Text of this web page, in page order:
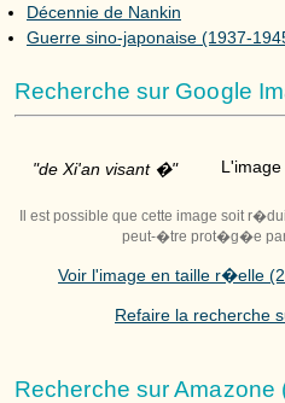
Décennie de Nankin
Guerre sino-japonaise (1937-
Recherche sur Google
"de Xi'an visant �"
Il est possible que cette image soit
peut-�tre prot�g�e par
Voir l'image en taille r�elle
Refaire la recherche
Recherche sur Amazone